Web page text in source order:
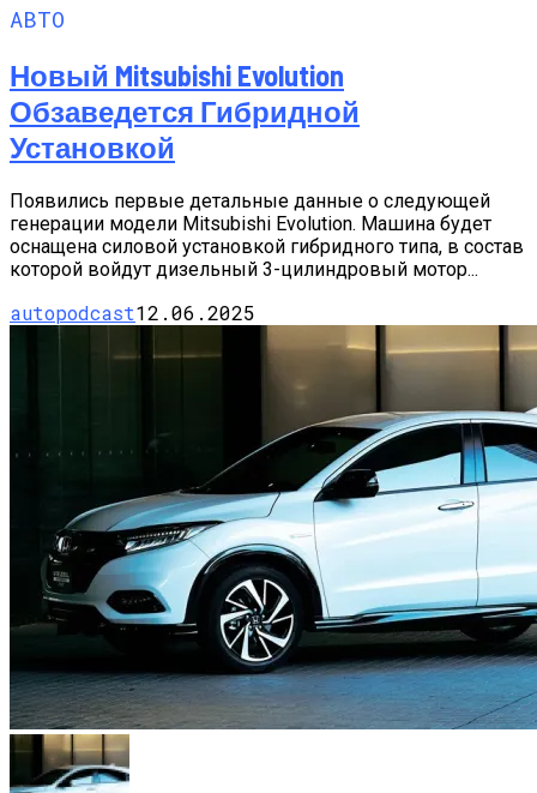
АВТО
Новый Mitsubishi Evolution
Обзаведется Гибридной
Установкой
Появились первые детальные данные о следующей
генерации модели Mitsubishi Evolution. Машина будет
оснащена силовой установкой гибридного типа, в состав
которой войдут дизельный 3-цилиндровый мотор...
autopodcast12.06.2025